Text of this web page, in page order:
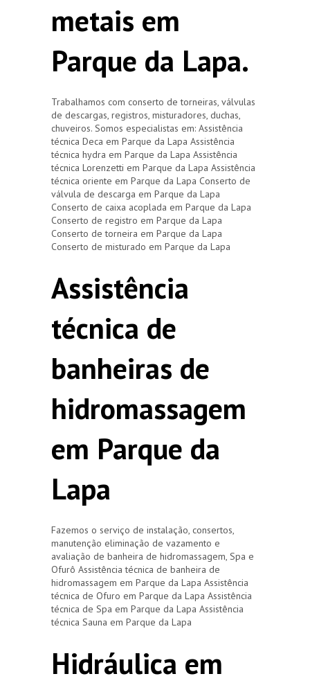
metais em
Parque da Lapa.
Trabalhamos com conserto de torneiras, válvulas
de descargas, registros, misturadores, duchas,
chuveiros. Somos especialistas em: Assistência
técnica Deca em Parque da Lapa Assistência
técnica hydra em Parque da Lapa Assistência
técnica Lorenzetti em Parque da Lapa Assistência
técnica oriente em Parque da Lapa Conserto de
válvula de descarga em Parque da Lapa
Conserto de caixa acoplada em Parque da Lapa
Conserto de registro em Parque da Lapa
Conserto de torneira em Parque da Lapa
Conserto de misturado em Parque da Lapa
Assistência
técnica de
banheiras de
hidromassagem
em Parque da
Lapa
Fazemos o serviço de instalação, consertos,
manutenção eliminação de vazamento e
avaliação de banheira de hidromassagem, Spa e
Ofurô Assistência técnica de banheira de
hidromassagem em Parque da Lapa Assistência
técnica de Ofuro em Parque da Lapa Assistência
técnica de Spa em Parque da Lapa Assistência
técnica Sauna em Parque da Lapa
Hidráulica em